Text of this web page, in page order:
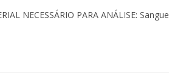
NECESSÁRIO PARA ANÁLISE: Sangue